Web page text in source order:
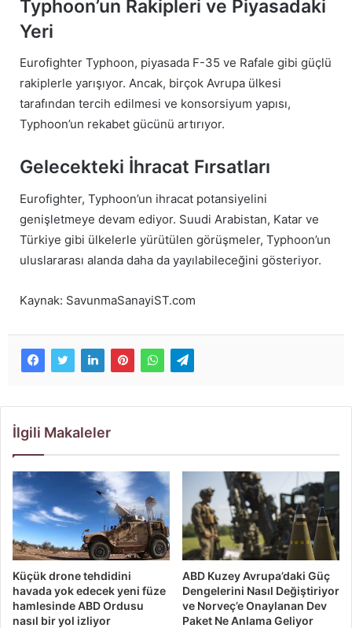
Typhoon’un Rakipleri ve Piyasadaki
Yeri
Eurofighter Typhoon, piyasada F-35 ve Rafale gibi güçlü
rakiplerle yarışıyor. Ancak, birçok Avrupa ülkesi
tarafından tercih edilmesi ve konsorsiyum yapısı,
Typhoon’un rekabet gücünü artırıyor.
Gelecekteki İhracat Fırsatları
Eurofighter, Typhoon’un ihracat potansiyelini
genişletmeye devam ediyor. Suudi Arabistan, Katar ve
Türkiye gibi ülkelerle yürütülen görüşmeler, Typhoon’un
uluslararası alanda daha da yayılabileceğini gösteriyor.
Kaynak: SavunmaSanayiST.com
İlgili Makaleler
Küçük drone tehdidini
havada yok edecek yeni füze
hamlesinde ABD Ordusu
nasıl bir yol izliyor
ABD Kuzey Avrupa’daki Güç
Dengelerini Nasıl Değiştiriyor
ve Norveç’e Onaylanan Dev
Paket Ne Anlama Geliyor